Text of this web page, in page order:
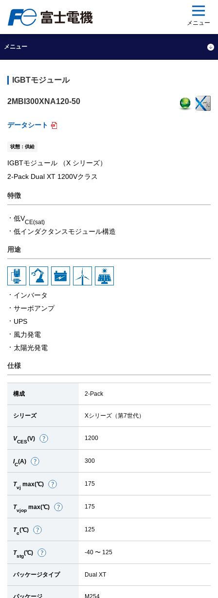
メニュー
メニュー
IGBTモジュール
2MBI300XNA120-50
データシート
状態：供給
IGBTモジュール （X シリーズ）
2-Pack Dual XT 1200Vクラス
特徴
低VCE(sat)
低インダクタンスモジュール構造
用途
インバータ
サーボアンプ
UPS
風力発電
太陽光発電
仕様
構成 2-Pack
シリーズ Xシリーズ（第7世代）
VCES(V)
詳
細
1200
IC(A)
詳
細
300
Tvj max(℃) 詳
細
175
Tvjop max(℃)
詳
細
175
Tc(℃)
詳
細
125
Tstg(℃)
詳
細
-40 〜 125
パッケージタイプ Dual XT
パッケージ M254